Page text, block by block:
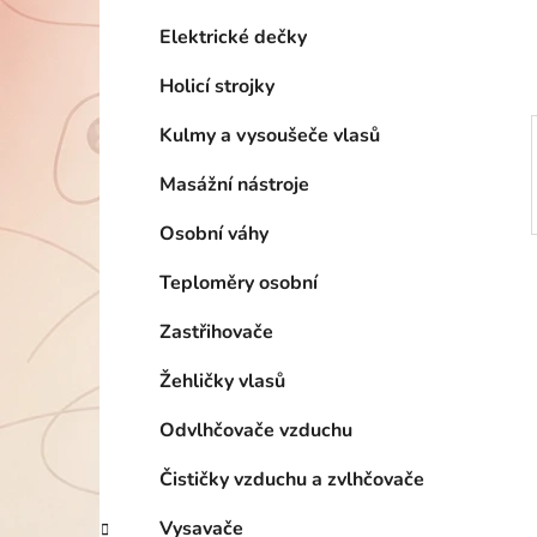
p
n
e
l
Elektrické dečky
Holicí strojky
Kulmy a vysoušeče vlasů
Masážní nástroje
Osobní váhy
Teploměry osobní
Zastřihovače
Žehličky vlasů
Odvlhčovače vzduchu
Čističky vzduchu a zvlhčovače
Vysavače